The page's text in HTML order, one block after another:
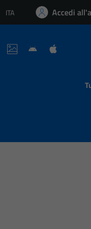
Lingua attiva:
ITA Accedi